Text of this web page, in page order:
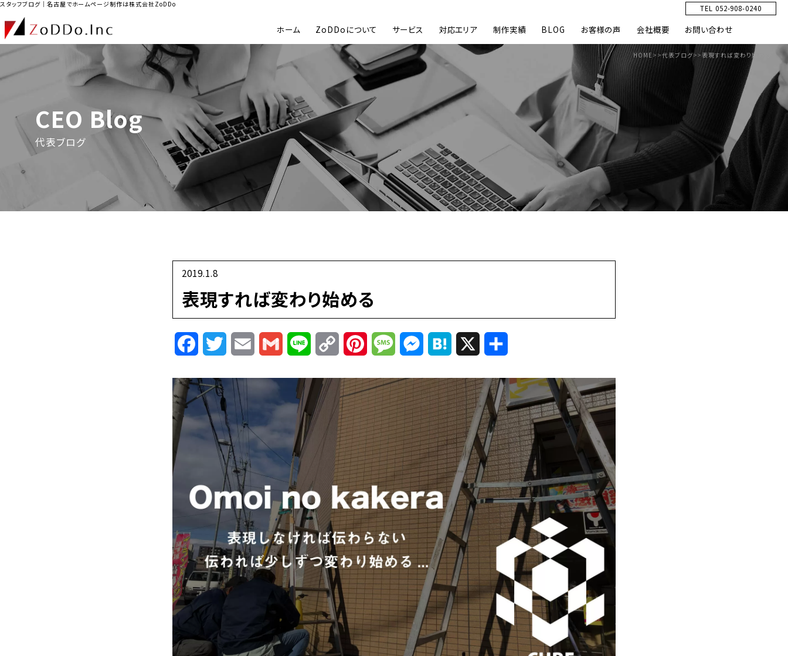
スタッフブログ｜名古屋でホームページ制作は株式会社ZoDDo
ホーム ZoDDoについて サービス 対応エリア 制作実績 BLOG お客様の声 会社概要 お問い合わせ
TEL 052-908-0240
CEO Blog
代表ブログ
HOME>>代表ブログ>>表現すれば変わり始める
2019.1.8
表現すれば変わり始める
FacebookTwitterEmail Gmail Line
Copy
Link
PinterestMessageMessenger
Hatena